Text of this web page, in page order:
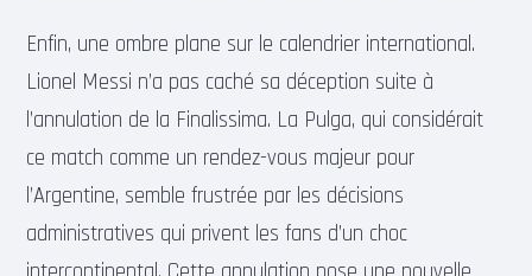
Enfin, une ombre plane sur le calendrier international.
Lionel Messi n’a pas caché sa déception suite à
l’annulation de la Finalissima. La Pulga, qui considérait
ce match comme un rendez-vous majeur pour
l’Argentine, semble frustrée par les décisions
administratives qui privent les fans d’un choc